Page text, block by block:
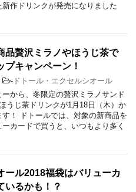
新作ドリンクが発売になりました
品贅沢ミラノやほうじ茶で
プキャンペーン！
- ドトール・エクセルシオール
ーから、冬限定の贅沢ミラノサンド
うじ茶ドリンクが1月18日（木）か
す！ ドトールでは、対象の新商品を
ーカードで買うと、いつもより多く
ール2018福袋はバリューカ
いるかも！？